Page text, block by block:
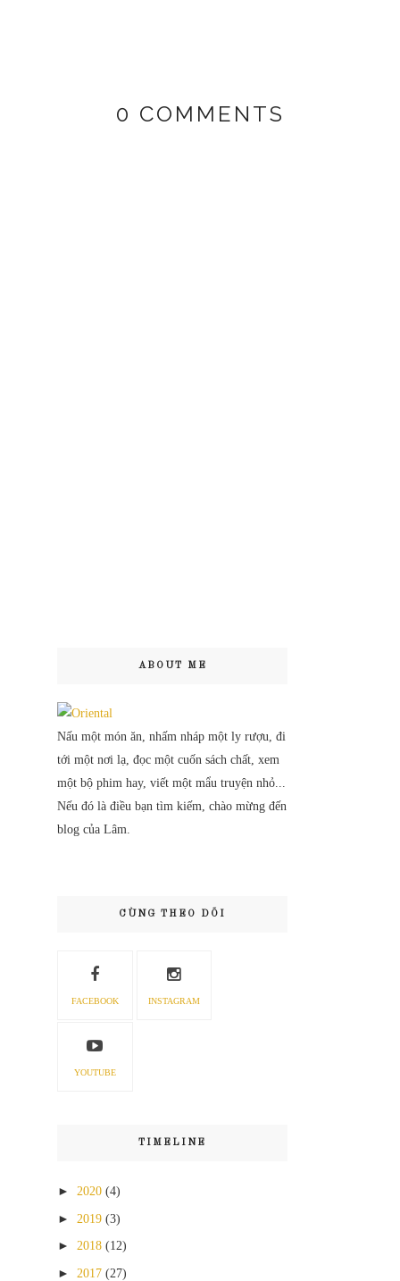
0 COMMENTS
ABOUT ME
Nấu một món ăn, nhấm nháp một ly rượu, đi
tới một nơi lạ, đọc một cuốn sách chất, xem
một bộ phim hay, viết một mẩu truyện nhỏ...
Nếu đó là điều bạn tìm kiếm, chào mừng đến
blog của Lâm.
CÙNG THEO DÕI
FACEBOOK INSTAGRAM
YOUTUBE
TIMELINE
► 2020 (4)
► 2019 (3)
► 2018 (12)
► 2017 (27)